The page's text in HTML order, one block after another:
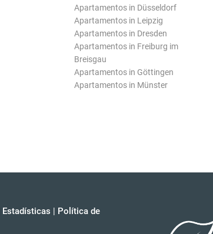
Apartamentos in Düsseldorf
Apartamentos in Leipzig
Apartamentos in Dresden
Apartamentos in Freiburg im
Breisgau
Apartamentos in Göttingen
Apartamentos in Münster
Estadísticas | Política de